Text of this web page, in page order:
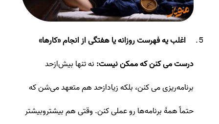
اغلب یه فهرست روزانه یا هفتگی از انجام «کارها»
درست می کنن که ممکن نیست: نه تنها بیش‌ازحد
برنامه‌ریزی می کنن، بلکه زیادازحد هم متعهد می‌شن که
حتماً همۀ برنامه‌ها رو عملی کنن. وقتی هم بیشتروبیشتر